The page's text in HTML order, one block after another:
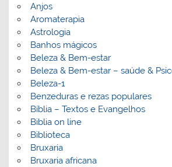
Anjos
Aromaterapia
Astrologia
Banhos mágicos
Beleza & Bem-estar
Beleza & Bem-estar – saúde &
Beleza-1
Benzeduras e rezas populares
Bíblia – Textos e Evangelhos
Biblia on line
Biblioteca
Bruxaria
Bruxaria africana